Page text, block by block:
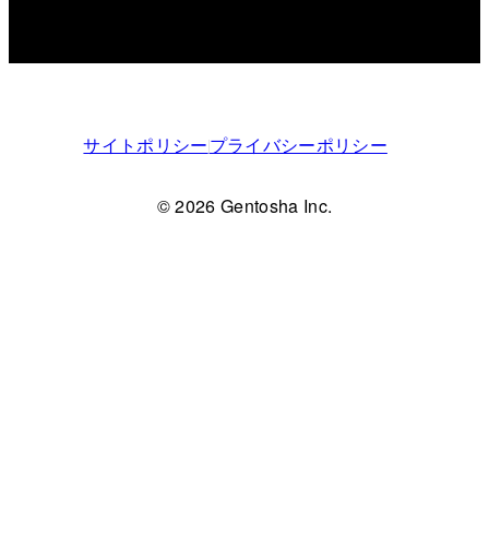
サイトポリシープライバシーポリシー
© 2026 Gentosha Inc.